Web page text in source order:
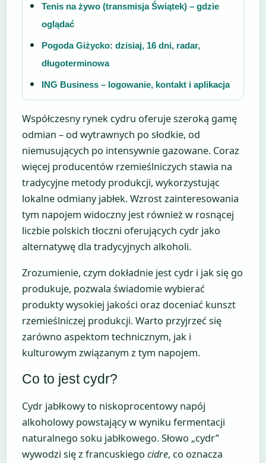
Tenis na żywo (transmisja Świątek) – gdzie
oglądać
Pogoda Giżycko: dzisiaj, 16 dni, radar,
długoterminowa
ING Business – logowanie, kontakt i aplikacja
Współczesny rynek cydru oferuje szeroką gamę
odmian – od wytrawnych po słodkie, od
niemusujących po intensywnie gazowane. Coraz
więcej producentów rzemieślniczych stawia na
tradycyjne metody produkcji, wykorzystując
lokalne odmiany jabłek. Wzrost zainteresowania
tym napojem widoczny jest również w rosnącej
liczbie polskich tłoczni oferujących cydr jako
alternatywę dla tradycyjnych alkoholi.
Zrozumienie, czym dokładnie jest cydr i jak się go
produkuje, pozwala świadomie wybierać
produkty wysokiej jakości oraz doceniać kunszt
rzemieślniczej produkcji. Warto przyjrzeć się
zarówno aspektom technicznym, jak i
kulturowym związanym z tym napojem.
Co to jest cydr?
Cydr jabłkowy to niskoprocentowy napój
alkoholowy powstający w wyniku fermentacji
naturalnego soku jabłkowego. Słowo „cydr”
wywodzi się z francuskiego cidre, co oznacza